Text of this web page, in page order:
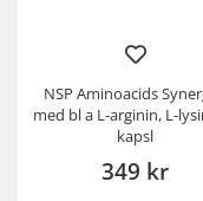
NSP Aminoacids
med bl a L-arginin, L-
kapsl
349 kr